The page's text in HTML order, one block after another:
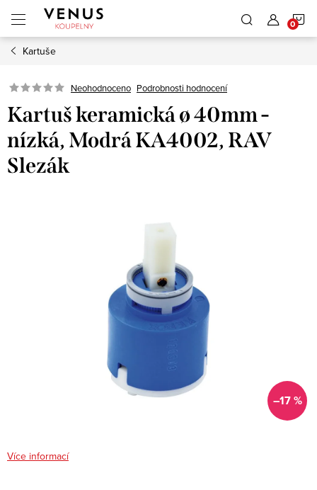
obsah
Kartuše
Neohodnoceno Podrobnosti hodnocení
Kartuš keramická ø 40mm -
nízká, Modrá KA4002, RAV
Slezák
–17 %
Více informací